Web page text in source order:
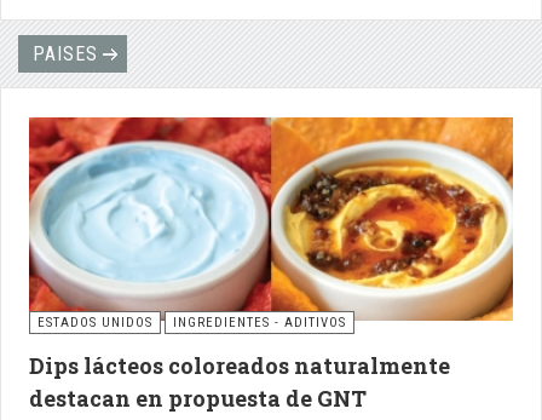
PAISES
ESTADOS UNIDOS INGREDIENTES - ADITIVOS
Dips lácteos coloreados naturalmente
destacan en propuesta de GNT